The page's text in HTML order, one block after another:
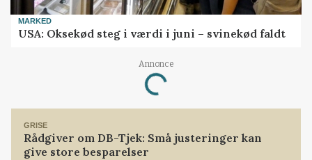
MARKED
USA: Oksekød steg i værdi i juni – svinekød faldt
Annonce
Loading...
GRISE
Rådgiver om DB-Tjek: Små justeringer kan
give store besparelser